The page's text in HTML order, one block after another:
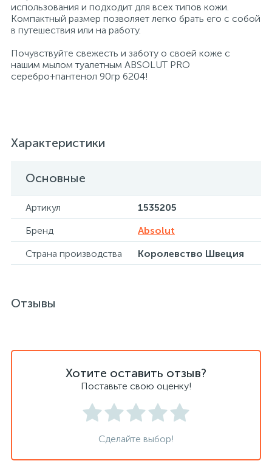
использования и подходит для всех типов кожи.
Компактный размер позволяет легко брать его с собой
в путешествия или на работу.
Почувствуйте свежесть и заботу о своей коже с
нашим мылом туалетным ABSOLUT PRO
серебро+пантенол 90гр 6204!
Характеристики
Основные
Артикул
1535205
Бренд
Absolut
Страна производства
Королевство Швеция
Отзывы
Хотите оставить отзыв?
Поставьте свою оценку!
Сделайте выбор!
Хлорсодержащие средства
Экспресс-контроль концентрации
дезсредств
Почтовые ящики
Приставки к столам
Ресепшн
Сейфы взломостойкие
2
Сейфы депозитные
Сейфы засыпные
Сейфы мебельные